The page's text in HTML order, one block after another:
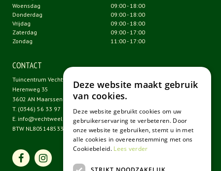
Woensdag
09:00 - 18:00
Donderdag
09:00 - 18:00
Vrijdag
09:00 - 18:00
Zaterdag
09:00 - 17:00
Zondag
11:00 - 17:00
CONTACT
Tuincentrum Vechtweelde
Herenweg 35
3602 AN Maarssen
T. (0346) 56 33 97
E. info@vechtweelde.nl
BTW NL805148533B01
Deze website maakt gebruik
van cookies.
Deze website gebruikt cookies om uw
gebruikerservaring te verbeteren. Door
onze website te gebruiken, stemt u in met
alle cookies in overeenstemming met ons
Cookiebeleid. Lees verder